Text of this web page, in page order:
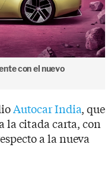
con el nuevo
Autocar India, que
la citada carta, con
a la nueva